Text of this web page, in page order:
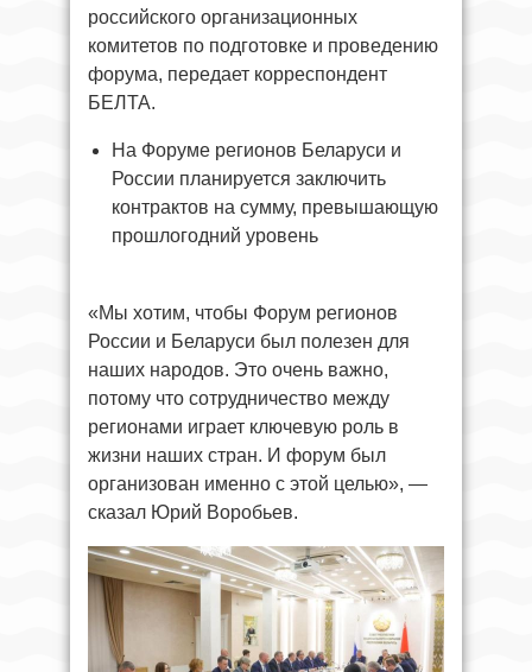
российского организационных
комитетов по подготовке и проведению
форума, передает корреспондент
БЕЛТА.
На Форуме регионов Беларуси и
России планируется заключить
контрактов на сумму, превышающую
прошлогодний уровень
«Мы хотим, чтобы Форум регионов
России и Беларуси был полезен для
наших народов. Это очень важно,
потому что сотрудничество между
регионами играет ключевую роль в
жизни наших стран. И форум был
организован именно с этой целью», —
сказал Юрий Воробьев.